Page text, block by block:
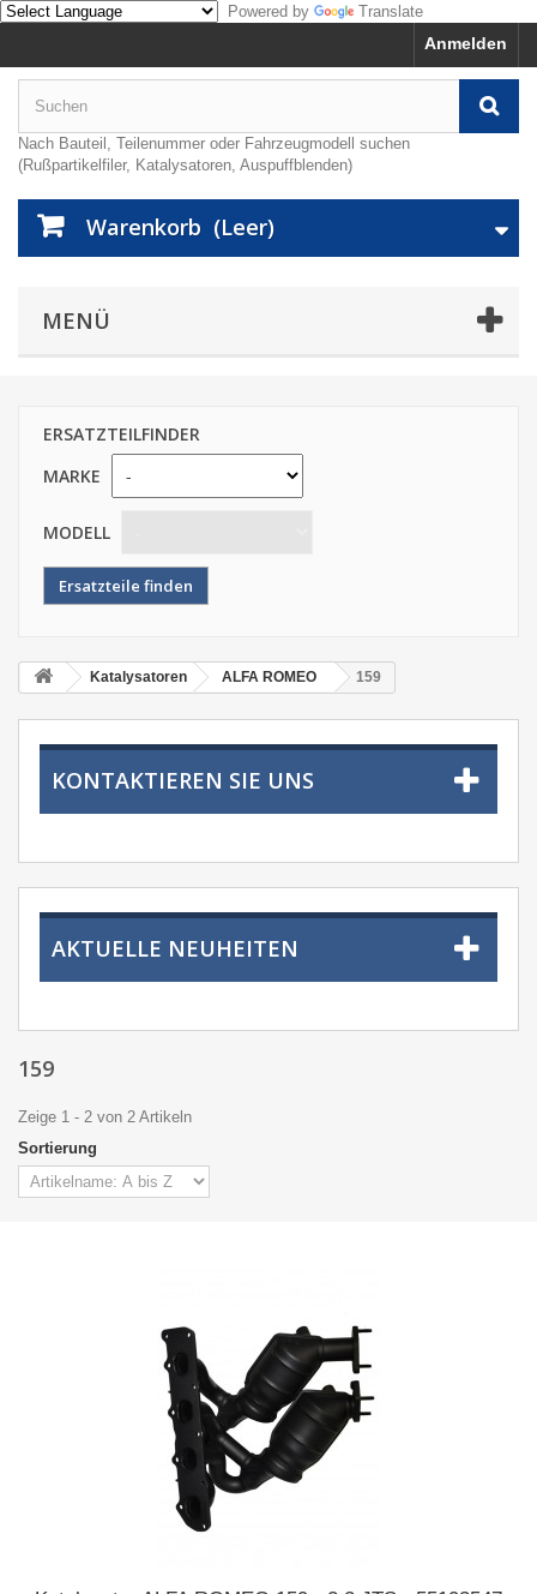
Powered by Translate
Anmelden
Nach Bauteil, Teilenummer oder Fahrzeugmodell suchen
(Rußpartikelfiler, Katalysatoren, Auspuffblenden)
Warenkorb (Leer)
MENÜ
ERSATZTEILFINDER
MARKE
MODELL
Katalysatoren ALFA ROMEO 159
KONTAKTIEREN SIE UNS
AKTUELLE NEUHEITEN
159
Zeige 1 - 2 von 2 Artikeln
Sortierung